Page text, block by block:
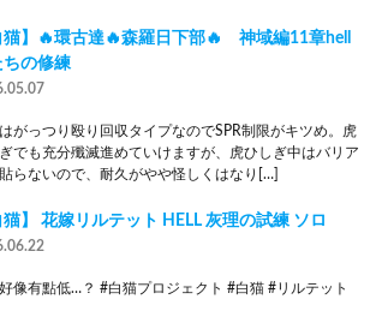
猫】🔥環古達🔥森羅日下部🔥 神域編11章hell
ちの修練
がっつり殴り回収タイプなのでSPR制限がキツめ。虎
でも充分殲滅進めていけますが、虎ひしぎ中はバリア
らないので、耐久がやや怪しくはなり[…]
猫】 花嫁リルテット HELL 灰理の試練 ソロ
像有點低…？ #白猫プロジェクト #白猫 #リルテット